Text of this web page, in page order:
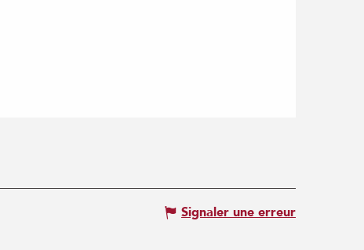
Signaler une erreur